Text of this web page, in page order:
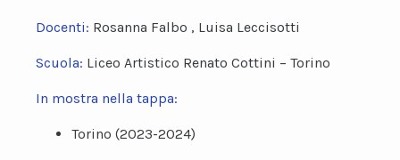
Docenti: Rosanna Falbo , Luisa Leccisotti
Scuola: Liceo Artistico Renato Cottini – Torino
In mostra nella tappa:
Torino (2023-2024)